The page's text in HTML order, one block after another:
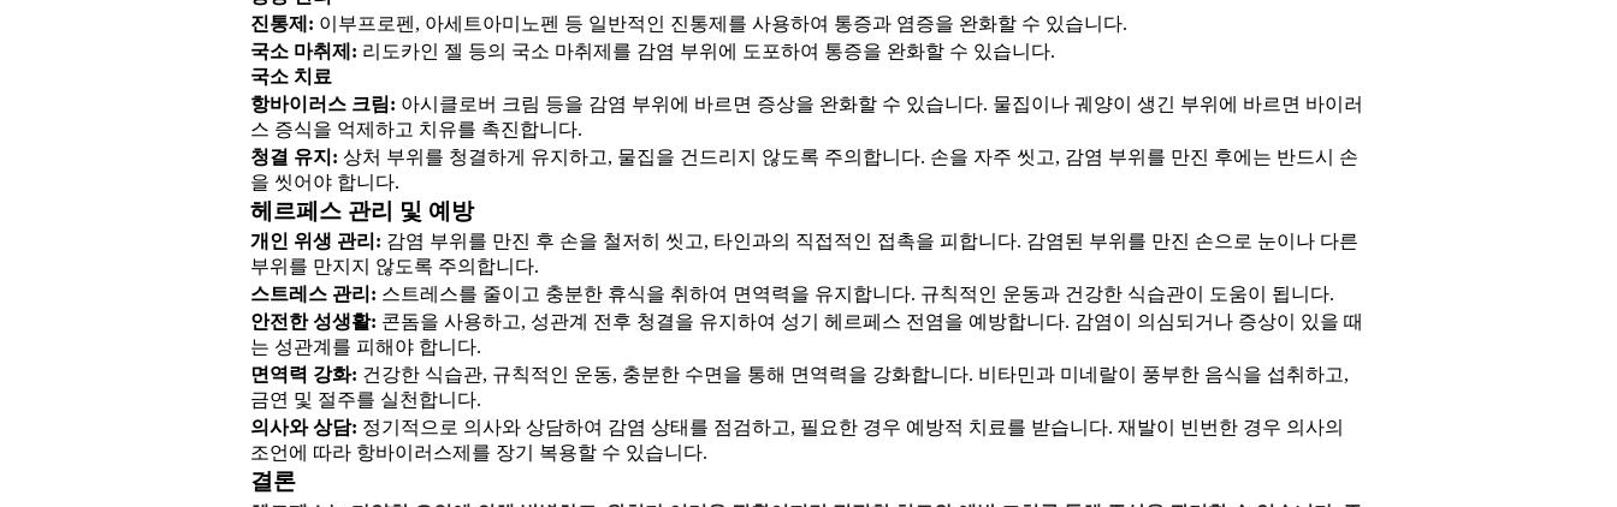
진통제: 이부프로펜, 아세트아미노펜 등 일반적인 진통제를 사용하여 통증과 염증을 완화할 수 있습니다.
국소 마취제: 리도카인 젤 등의 국소 마취제를 감염 부위에 도포하여 통증을 완화할 수 있습니다.
국소 치료
항바이러스 크림: 아시클로버 크림 등을 감염 부위에 바르면 증상을 완화할 수 있습니다. 물집이나 궤양이 생긴 부위에 바르면 바이러
스 증식을 억제하고 치유를 촉진합니다.
청결 유지: 상처 부위를 청결하게 유지하고, 물집을 건드리지 않도록 주의합니다. 손을 자주 씻고, 감염 부위를 만진 후에는 반드시 손
을 씻어야 합니다.
헤르페스 관리 및 예방
개인 위생 관리: 감염 부위를 만진 후 손을 철저히 씻고, 타인과의 직접적인 접촉을 피합니다. 감염된 부위를 만진 손으로 눈이나 다른
부위를 만지지 않도록 주의합니다.
스트레스 관리: 스트레스를 줄이고 충분한 휴식을 취하여 면역력을 유지합니다. 규칙적인 운동과 건강한 식습관이 도움이 됩니다.
안전한 성생활: 콘돔을 사용하고, 성관계 전후 청결을 유지하여 성기 헤르페스 전염을 예방합니다. 감염이 의심되거나 증상이 있을 때
는 성관계를 피해야 합니다.
면역력 강화: 건강한 식습관, 규칙적인 운동, 충분한 수면을 통해 면역력을 강화합니다. 비타민과 미네랄이 풍부한 음식을 섭취하고,
금연 및 절주를 실천합니다.
의사와 상담: 정기적으로 의사와 상담하여 감염 상태를 점검하고, 필요한 경우 예방적 치료를 받습니다. 재발이 빈번한 경우 의사의
조언에 따라 항바이러스제를 장기 복용할 수 있습니다.
결론